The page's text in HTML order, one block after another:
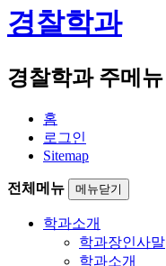
경찰학과
경찰학과 주메뉴
홈
로그인
Sitemap
전체메뉴 메뉴닫기
학과소개
학과장인사말
학과소개